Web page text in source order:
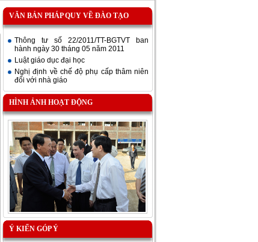
VĂN BẢN PHÁP QUY VỀ ĐÀO TẠO
Thông tư số 22/2011/TT-BGTVT ban
hành ngày 30 tháng 05 năm 2011
Luật giáo dục đại học
Nghị định về chế độ phụ cấp thâm niên
đối với nhà giáo
HÌNH ẢNH HOẠT ĐỘNG
Ý KIẾN GÓP Ý